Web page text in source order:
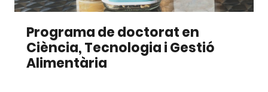
Programa de doctorat en
Ciència, Tecnologia i Gestió
Alimentària